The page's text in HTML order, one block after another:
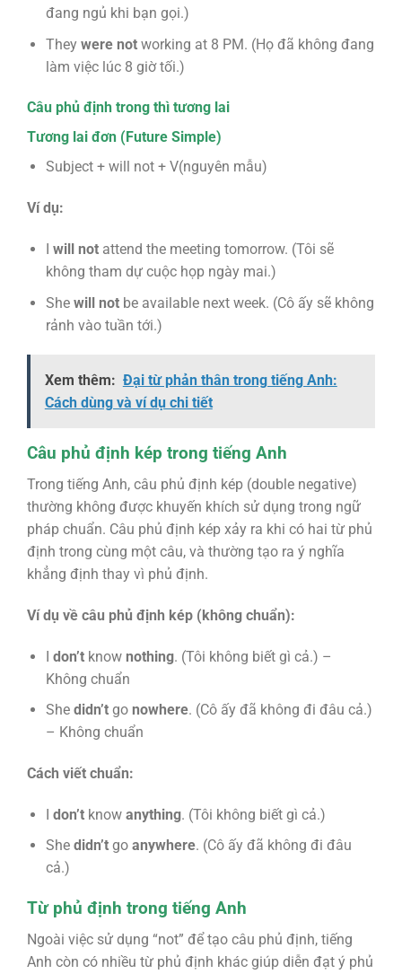
đang ngủ khi bạn gọi.)
They were notworking at 8 PM. (Họ đã không đang
làm việc lúc 8 giờ tối.)
Câu phủ định trong thì tương lai
Tương lai đơn (Future Simple)
Subject + will not + V(nguyên mẫu)
Ví dụ:
I will notattend the meeting tomorrow. (Tôi sẽ
không tham dự cuộc họp ngày mai.)
She will notbe available next week. (Cô ấy sẽ không
rảnh vào tuần tới.)
Xem thêm: Đại từ phản thân trong tiếng Anh:
Cách dùng và ví dụ chi tiết
Câu phủ định kép trong tiếng Anh
Trong tiếng Anh, câu phủ định kép (double negative)
thường không được khuyến khích sử dụng trong ngữ
pháp chuẩn. Câu phủ định kép xảy ra khi có hai từ phủ
định trong cùng một câu, và thường tạo ra ý nghĩa
khẳng định thay vì phủ định.
Ví dụ về câu phủ định kép (không chuẩn):
I don’tknow nothing. (Tôi không biết gì cả.) –
Không chuẩn
She didn’tgo nowhere. (Cô ấy đã không đi đâu cả.)
– Không chuẩn
Cách viết chuẩn:
I don’tknow anything. (Tôi không biết gì cả.)
She didn’tgo anywhere. (Cô ấy đã không đi đâu
cả.)
Từ phủ định trong tiếng Anh
Ngoài việc sử dụng “not” để tạo câu phủ định, tiếng
Anh còn có nhiều từ phủ định khác giúp diễn đạt ý phủ